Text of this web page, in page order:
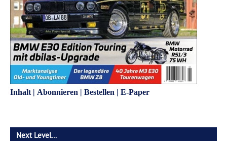
Inhalt | Abonnieren | Bestellen | E-Paper
Next Level…